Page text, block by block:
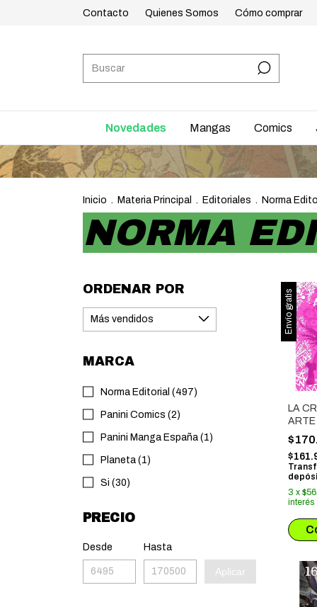
Contacto Quienes Somos Cómo comprar
Novedades Mangas Comics
Inicio . Materia Principal . Editoriales . Norma
NORMA
ORDENAR POR
MARCA
Norma Editorial (497)
Panini Comics (2)
Panini Manga España (1)
Planeta (1)
Si (30)
PRECIO
Desde Hasta
Aplicar
Envío gratis
LA
ARTE
3 x
interés